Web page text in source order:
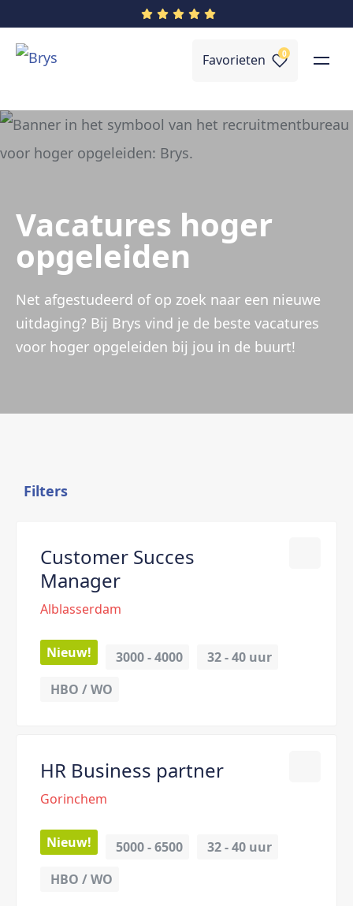
Favorieten 0
Vacatures hoger
opgeleiden
Net afgestudeerd of op zoek naar een nieuwe
uitdaging? Bij Brys vind je de beste vacatures
voor hoger opgeleiden bij jou in de buurt!
Filters
Customer Succes
Manager
Alblasserdam
Nieuw! 3000 - 4000 32 - 40 uur
HBO / WO
HR Business partner
Gorinchem
Nieuw! 5000 - 6500 32 - 40 uur
HBO / WO